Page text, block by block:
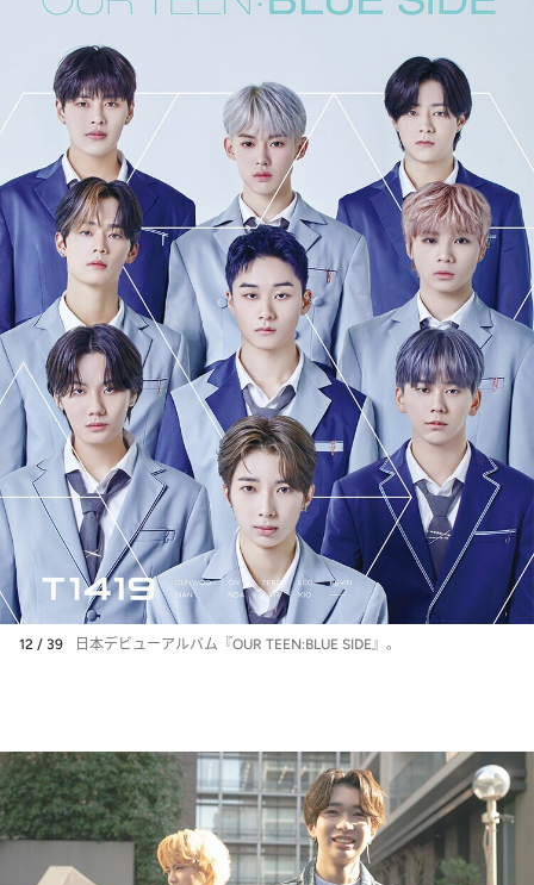
12 / 39 日本デビューアルバム『OUR TEEN:BLUE SIDE』。